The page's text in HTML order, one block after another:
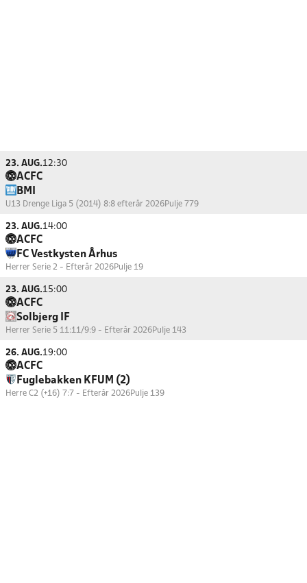
23. AUG.12:30
ACFC
BMI
U13 Drenge Liga 5 (2014) 8:8 efterår 2026Pulje 779
23. AUG.14:00
ACFC
FC Vestkysten Århus
Herrer Serie 2 - Efterår 2026Pulje 19
23. AUG.15:00
ACFC
Solbjerg IF
Herrer Serie 5 11:11/9:9 - Efterår 2026Pulje 143
26. AUG.19:00
ACFC
Fuglebakken KFUM (2)
Herre C2 (+16) 7:7 - Efterår 2026Pulje 139